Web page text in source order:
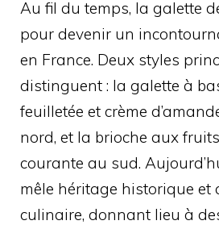
Au fil du temps, la galette
pour devenir un
en France. Deux styles
distinguent : la galette à
feuilletée et crème
nord, et la brioche aux
courante au sud.
mêle héritage historique et
culinaire, donnant lieu à